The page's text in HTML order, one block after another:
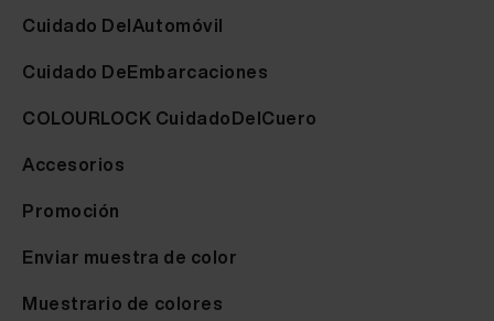
Cuidado DelAutomóvil
Cuidado DeEmbarcaciones
COLOURLOCK CuidadoDelCuero
Accesorios
Promoción
Enviar muestra de color
Muestrario de colores